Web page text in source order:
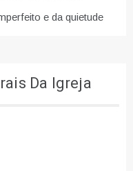
e da quietude
Da Igreja